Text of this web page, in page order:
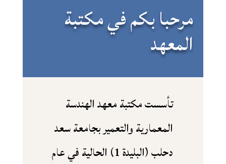
مرحبا بكم في مكتبة
المعهد
تأسست مكتبة معهد الهندسة
المعمارية والتعمير بجامعة سعد
دحلب (البليدة 1) الحالية في عام